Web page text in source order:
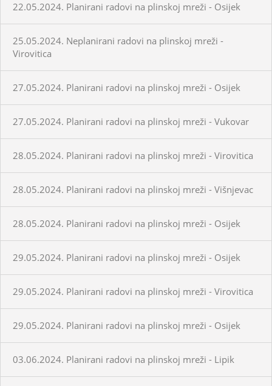
22.05.2024. Planirani radovi na plinskoj mreži - Osijek
25.05.2024. Neplanirani radovi na plinskoj mreži -
Virovitica
27.05.2024. Planirani radovi na plinskoj mreži - Osijek
27.05.2024. Planirani radovi na plinskoj mreži - Vukovar
28.05.2024. Planirani radovi na plinskoj mreži - Virovitica
28.05.2024. Planirani radovi na plinskoj mreži - Višnjevac
28.05.2024. Planirani radovi na plinskoj mreži - Osijek
29.05.2024. Planirani radovi na plinskoj mreži - Osijek
29.05.2024. Planirani radovi na plinskoj mreži - Virovitica
29.05.2024. Planirani radovi na plinskoj mreži - Osijek
03.06.2024. Planirani radovi na plinskoj mreži - Lipik